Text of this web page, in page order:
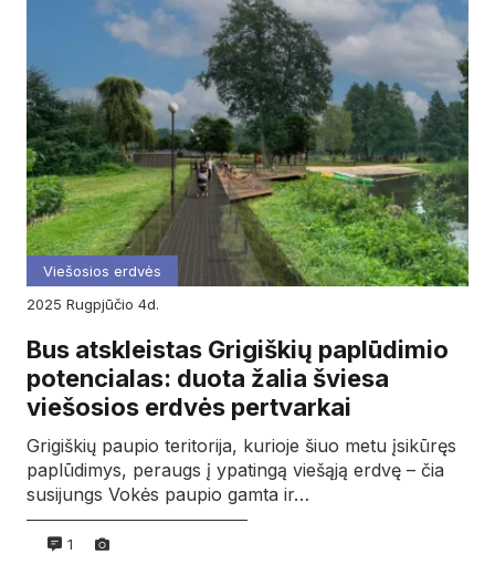
Viešosios erdvės
2025
rugpjūčio 4d.
Bus atskleistas Grigiškių paplūdimio
potencialas: duota žalia šviesa
viešosios erdvės pertvarkai
Grigiškių paupio teritorija, kurioje šiuo metu įsikūręs
paplūdimys, peraugs į ypatingą viešąją erdvę – čia
susijungs Vokės paupio gamta ir…
1